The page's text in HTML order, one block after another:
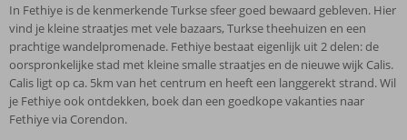
In Fethiye is de kenmerkende Turkse sfeer goed bewaard gebleven. Hier
vind je kleine straatjes met vele bazaars, Turkse theehuizen en een
prachtige wandelpromenade. Fethiye bestaat eigenlijk uit 2 delen: de
oorspronkelijke stad met kleine smalle straatjes en de nieuwe wijk Calis.
Calis ligt op ca. 5km van het centrum en heeft een langgerekt strand. Wil
je Fethiye ook ontdekken, boek dan een goedkope vakanties naar
Fethiye via Corendon.